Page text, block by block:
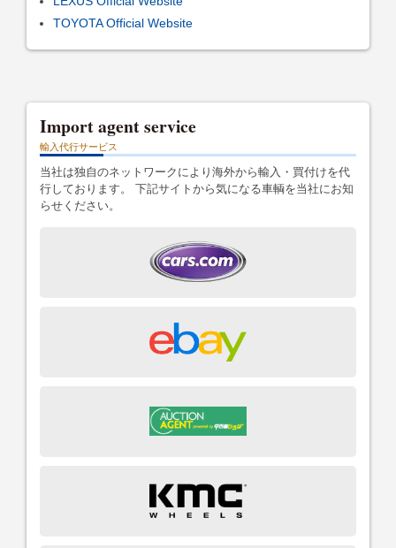
TOYOTA Official Website
Import agent service
輸入代行サービス
当社は独自のネットワークにより海外から輸入・買付けを代
行しております。 下記サイトから気になる車輌を当社にお知
らせください。